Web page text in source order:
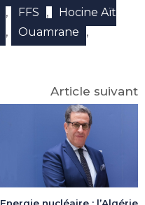
, FFS ,
Hocine Aït
, Ouamrane ,
Article suivant